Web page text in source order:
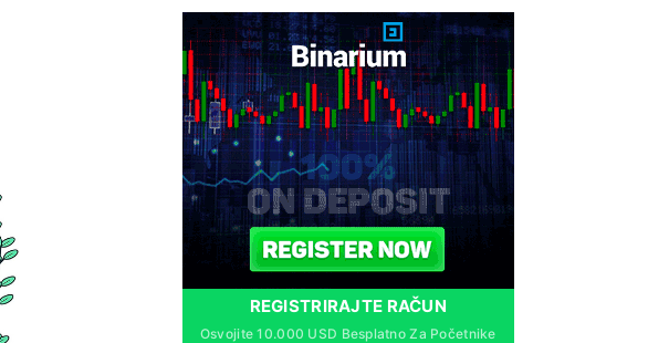
REGISTRIRAJTE RAČUN
Osvojite 10.000 USD Besplatno Za Početnike